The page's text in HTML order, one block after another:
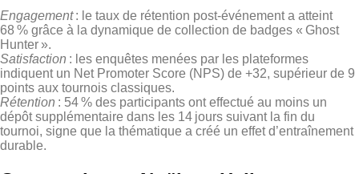
Engagement: le taux de rétention post‑événement a atteint
68 % grâce à la dynamique de collection de badges « Ghost
Hunter ».
Satisfaction : les enquêtes menées par les plateformes
indiquent un Net Promoter Score (NPS) de +32, supérieur de 9
points aux tournois classiques.
Rétention : 54 % des participants ont effectué au moins un
dépôt supplémentaire dans les 14 jours suivant la fin du
tournoi, signe que la thématique a créé un effet d’entraînement
durable.